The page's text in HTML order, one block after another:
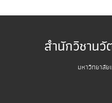
สำนักวิชาน
มหาวิทยาลั